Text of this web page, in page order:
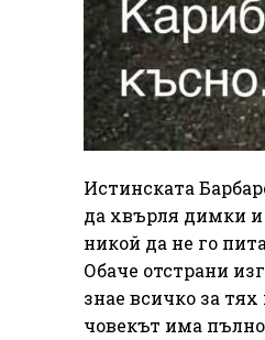
Истинската
да хвърля димки
никой да не го
Обаче отстрани
знае всичко за
човекът има